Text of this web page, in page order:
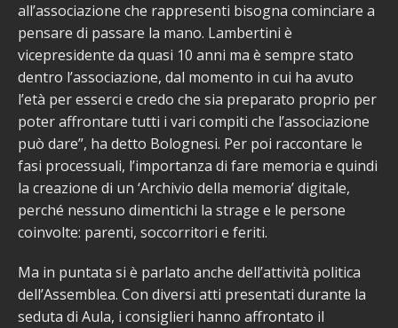
all’associazione che rappresenti bisogna cominciare a
pensare di passare la mano. Lambertini è
vicepresidente da quasi 10 anni ma è sempre stato
dentro l’associazione, dal momento in cui ha avuto
l’età per esserci e credo che sia preparato proprio per
poter affrontare tutti i vari compiti che l’associazione
può dare”, ha detto Bolognesi. Per poi raccontare le
fasi processuali, l’importanza di fare memoria e quindi
la creazione di un ‘Archivio della memoria’ digitale,
perché nessuno dimentichi la strage e le persone
coinvolte: parenti, soccorritori e feriti.
Ma in puntata si è parlato anche dell’attività politica
dell’Assemblea. Con diversi atti presentati durante la
seduta di Aula, i consiglieri hanno affrontato il